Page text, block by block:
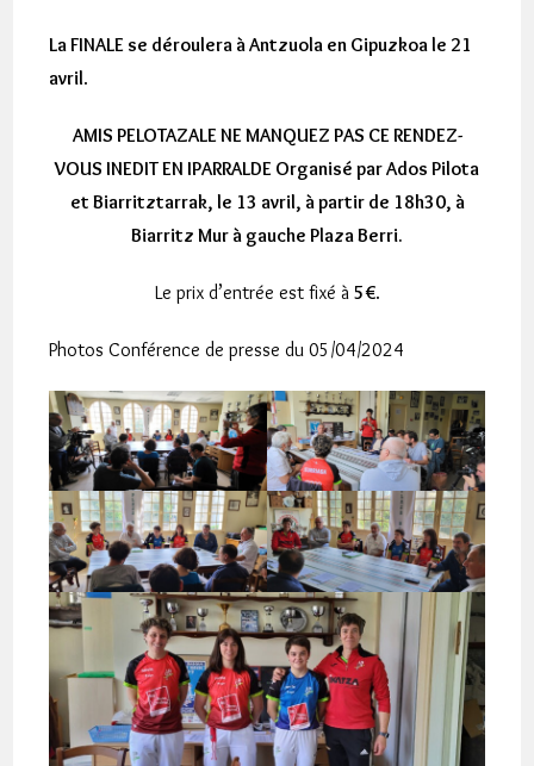
La FINALE se déroulera à Antzuola en Gipuzkoa le 21
avril.
AMIS PELOTAZALE NE MANQUEZ PAS CE RENDEZ-
VOUS INEDIT EN IPARRALDE Organisé par Ados Pilota
et Biarritztarrak, le 13 avril, à partir de 18h30, à
Biarritz Mur à gauche Plaza Berri.
Le prix d’entrée est fixé à 5€.
Photos Conférence de presse du 05/04/2024